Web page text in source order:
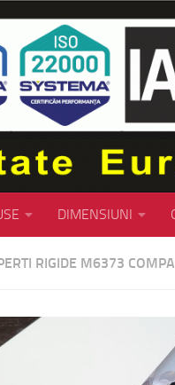
DIMENSIUNI
RIGIDE M6373